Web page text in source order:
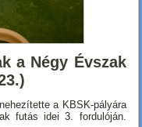
a Négy Évszak
a KBSK-pályára
futás idei 3. fordulóján.